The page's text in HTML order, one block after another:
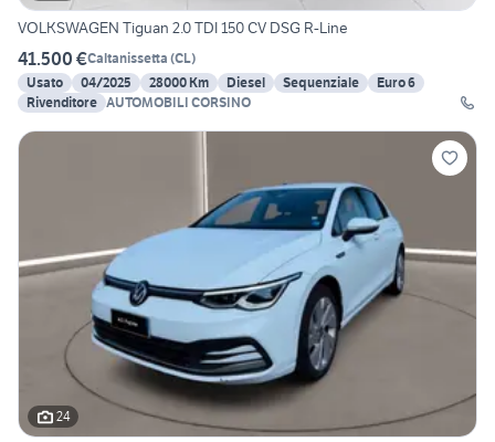
VOLKSWAGEN Tiguan 2.0 TDI 150 CV DSG R-Line
41.500 €Caltanissetta (CL)
Usato
04/2025 28000 Km Diesel Sequenziale
Euro 6
Rivenditore AUTOMOBILI CORSINO
24